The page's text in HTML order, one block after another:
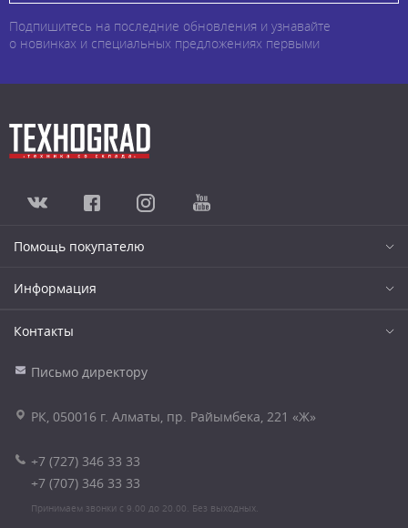
Подпишитесь на последние обновления и узнавайте
о новинках и специальных предложениях первыми
Помощь покупателю
Информация
Контакты
Письмо директору
РК, 050016 г. Алматы, пр. Райымбека, 221 «Ж»
+7 (727) 346 33 33
+7 (707) 346 33 33
Принимаем звонки с 9.00 до 20.00. Без выходных.